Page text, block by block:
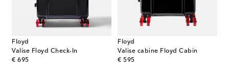
Floyd
Valise Floyd Check-In
€ 695
original price
Floyd
Valise cabine Floyd Cabin
€ 595
original price